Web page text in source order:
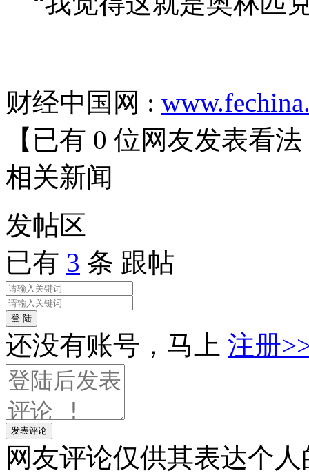
财经中国网 :
【已有 0 位网友发表看法
相关新闻
发帖区
已有 3 条 跟帖
登 陆
还没有账号，马上 注册
发表评论
网友评论仅供其表达个